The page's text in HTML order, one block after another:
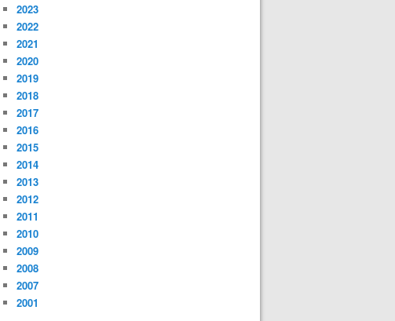
2023
2022
2021
2020
2019
2018
2017
2016
2015
2014
2013
2012
2011
2010
2009
2008
2007
2001